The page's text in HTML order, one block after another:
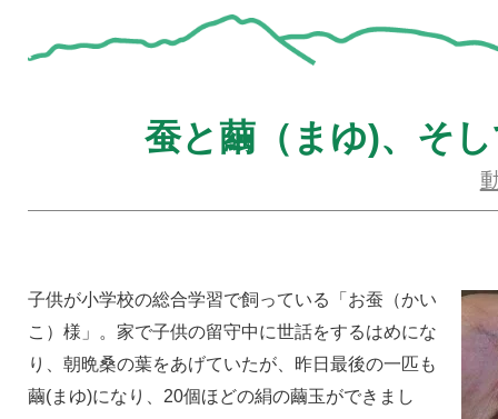
リ
蚕と繭（まゆ)、そ
子供が小学校の総合学習で飼っている「お蚕（かい
こ）様」。家で子供の留守中に世話をするはめにな
り、朝晩桑の葉をあげていたが、昨日最後の一匹も
繭(まゆ)になり、20個ほどの絹の繭玉ができまし